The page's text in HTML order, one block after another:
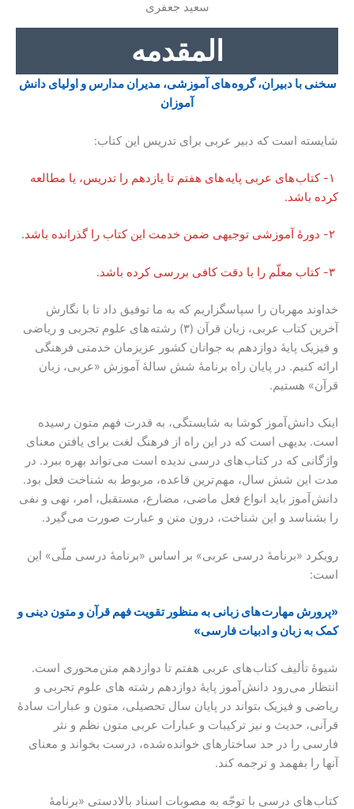
سعید جعفری
المقدمه
سخنی با دبیران، گروه های آموزشی، مدیران مدارس و اولیای دانش
آموزان
شایسته است که دبیر عربی برای تدریس این کتاب:
۱- کتاب های عربی پایه های هفتم تا یازدهم را تدریس، یا مطالعه
کرده باشد.
خداوند مهربان را سپاسگزاریم که به ما توفیق داد تا با نگارش
آخرین کتاب عربی، زبان قرآن (۳) رشته های علوم تجربی و ریاضی
و فیزیک پایۀ دوازدهم به جوانان کشور عزیزمان خدمتی فرهنگی
ارائه کنیم. در پایان راه برنامۀ شش سالۀ آموزش «عربی، زبان
قرآن» هستیم.
اینک دانش آموز کوشا به شایستگی، به قدرت فهم متون رسیده
است. بدیهی است که در این راه از فرهنگ لغت برای یافتن معنای
واژگانی که در کتاب های درسی ندیده است می تواند بهره ببرد. در
مدت این شش سال، مهم ترین قاعده، مربوط به شناخت فعل بود.
دانش آموز باید انواع فعل ماضی، مضارع، مستقبل، امر، نهی و نفی
را بشناسد و این شناخت، درون متن و عبارت صورت می گیرد.
رویکرد «برنامۀ درسی عربی» بر اساس «برنامۀ درسی ملّی» این
است:
«پرورش مهارت های زبانی به منظور تقویت فهم قرآن و متون دینی و
کمک به زبان و ادبیات فارسی»
شیوۀ تألیف کتاب های عربی هفتم تا دوازدهم متن محوری است.
انتظار می رود دانش آموز پایۀ دوازدهم رشته های علوم تجربی و
ریاضی و فیزیک بتواند در پایان سال تحصیلی، متون و عبارات سادۀ
قرآنی، حدیث و نیز ترکیبات و عبارات عربی متون نظم و نثر
فارسی را در حد ساختارهای خوانده شده، درست بخواند و معنای
آنها را بفهمد و ترجمه کند.
کتاب های درسی با توجّه به مصوبات اسناد بالادستی «برنامۀ